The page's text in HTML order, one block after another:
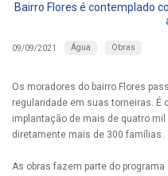
Bairro Flores é contemplado
09/09/2021 Água Obras
Os moradores do bairro Flores
regularidade em suas torneiras. É
implantação de mais de quatro
diretamente mais de 300 famílias.
As obras fazem parte do